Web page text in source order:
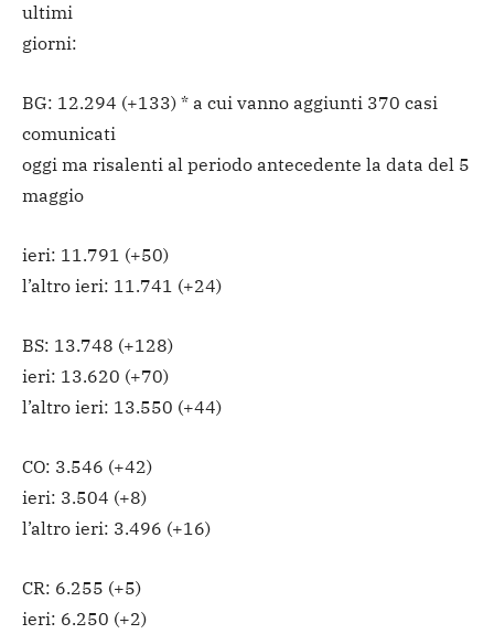
ultimi
giorni:
BG: 12.294 (+133) * a cui vanno aggiunti 370 casi
comunicati
oggi ma risalenti al periodo antecedente la data del 5
maggio
ieri: 11.791 (+50)
l’altro ieri: 11.741 (+24)
BS: 13.748 (+128)
ieri: 13.620 (+70)
l’altro ieri: 13.550 (+44)
CO: 3.546 (+42)
ieri: 3.504 (+8)
l’altro ieri: 3.496 (+16)
CR: 6.255 (+5)
ieri: 6.250 (+2)